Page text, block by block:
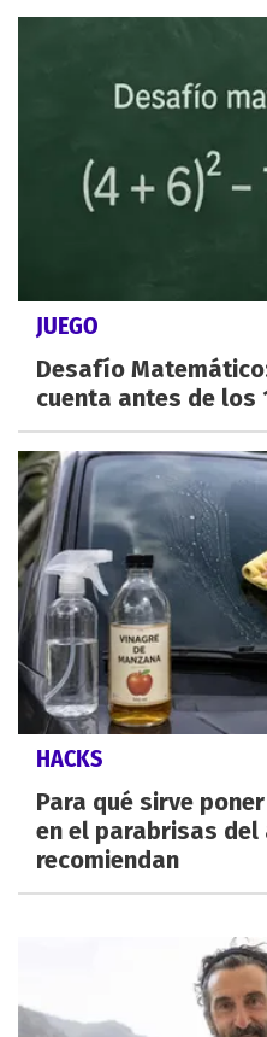
JUEGO
Desafío
cuenta antes de los
HACKS
Para qué sirve
en el parabrisas del
recomiendan